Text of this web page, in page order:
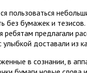
пользоваться
без бумажек и
предлагали
доставали из
в сознании, в